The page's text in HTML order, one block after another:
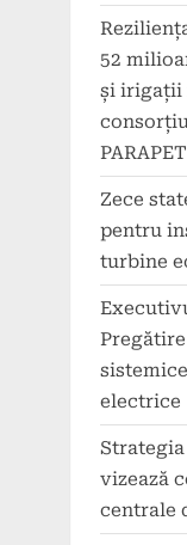
52
și irigații
PARAPET
Zece
pentru
turbine
electrice
vizează
centrale